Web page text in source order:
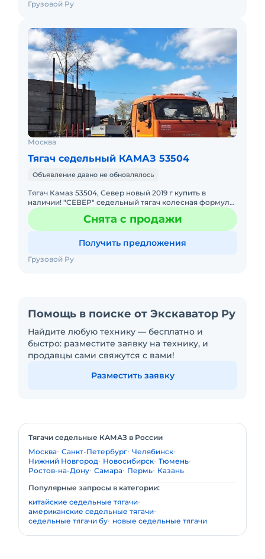
Грузовой Ру
Москва
Тягач седельный КАМАЗ 53504
Объявление давно не обновлялось
Тягач Камаз 53504, Север новый 2019 г купить в
наличии! "СЕВЕР" седельный тягач колесная формула
6х6, односкатная ошиновка, шины 425/85R21, нагрузка
на ССУ – 1
Снята с продажи
Получить предложения
Грузовой Ру
Помощь в поиске от Экскаватор Ру
Найдите любую технику — бесплатно и
быстро: разместите заявку на технику, и
продавцы сами свяжутся с вами!
Разместить заявку
Тягачи седельные КАМАЗ в России
Москва Санкт-Петербург Челябинск
Нижний Новгород Новосибирск Тюмень
Ростов-на-Дону Самара Пермь Казань
Популярные запросы в категории:
китайские седельные тягачи
американские седельные тягачи
седельные тягачи бу новые седельные тягачи